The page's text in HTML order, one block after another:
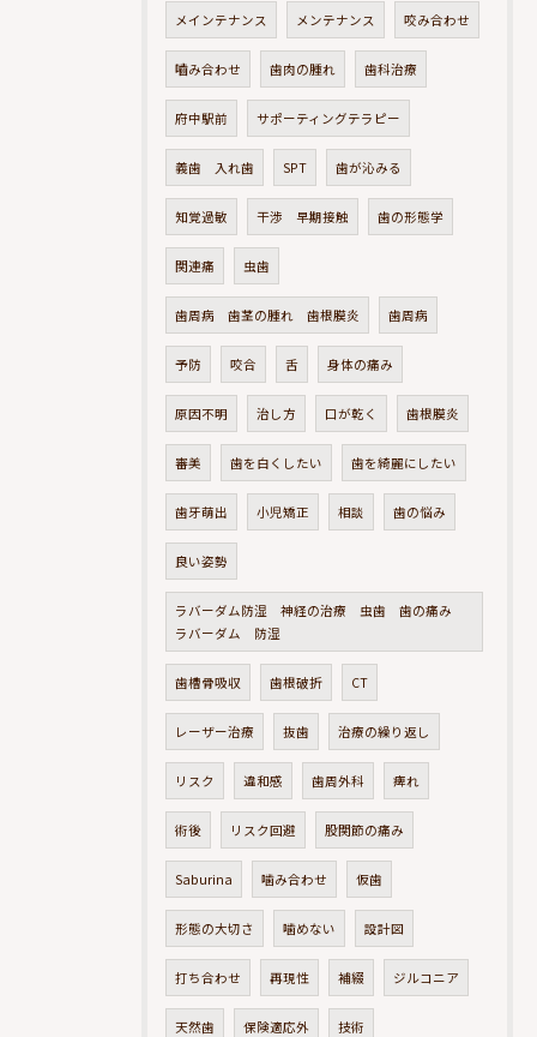
メインテナンス メンテナンス 咬み合わせ
嚙み合わせ 歯肉の腫れ 歯科治療
府中駅前 サポーティングテラピー
義歯 入れ歯 SPT 歯が沁みる
知覚過敏 干渉 早期接触 歯の形態学
関連痛 虫歯
歯周病 歯茎の腫れ 歯根膜炎 歯周病
予防 咬合 舌 身体の痛み
原因不明 治し方 口が乾く 歯根膜炎
審美 歯を白くしたい 歯を綺麗にしたい
歯牙萌出 小児矯正 相談 歯の悩み
良い姿勢
ラバーダム防湿 神経の治療 虫歯 歯の痛み
ラバーダム 防湿
歯槽骨吸収 歯根破折 CT
レーザー治療 抜歯 治療の繰り返し
リスク 違和感 歯周外科 痺れ
術後 リスク回避 股関節の痛み
Saburina 噛み合わせ 仮歯
形態の大切さ 噛めない 設計図
打ち合わせ 再現性 補綴 ジルコニア
天然歯 保険適応外 技術